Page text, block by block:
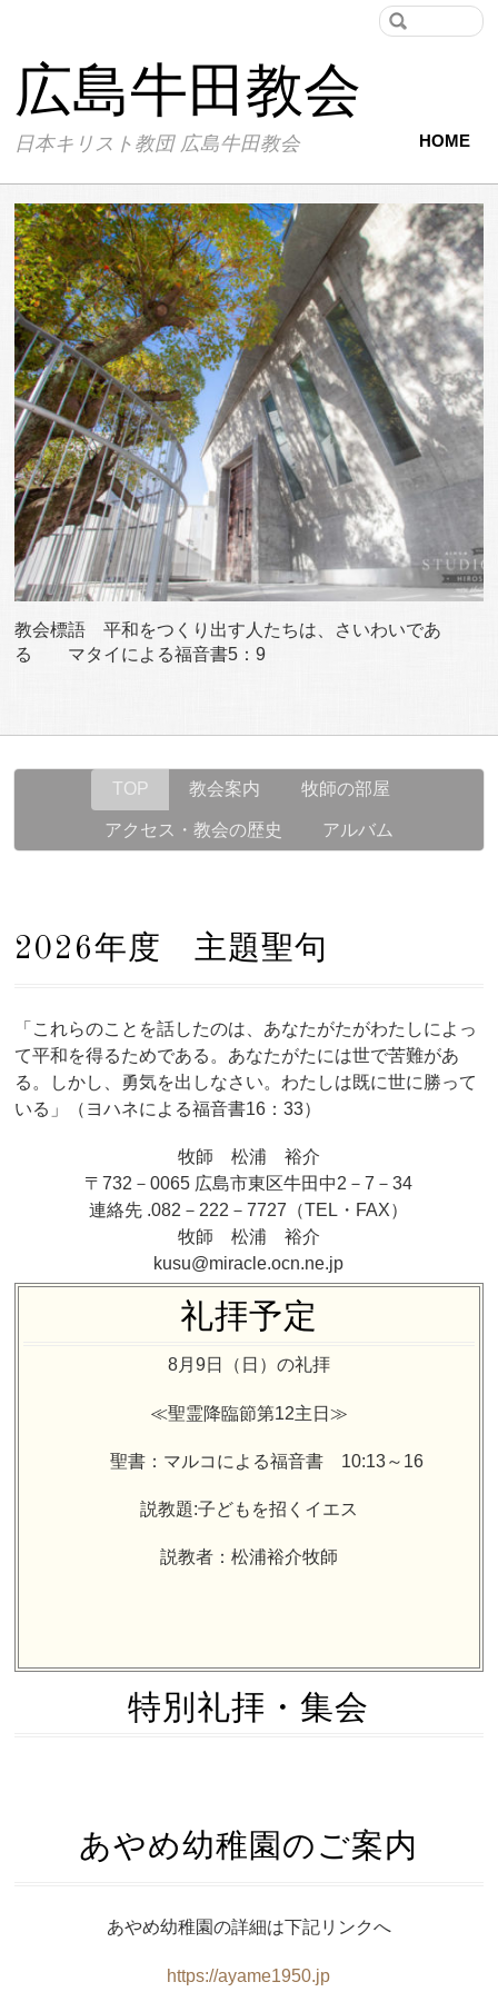
広島牛田教会
日本キリスト教団 広島牛田教会 HOME
教会標語 平和をつくり出す人たちは、さいわいであ
る マタイによる福音書5：9
TOP 教会案内 牧師の部屋
アクセス・教会の歴史 アルバム
2026年度 主題聖句
「これらのことを話したのは、あなたがたがわたしによっ
て平和を得るためである。あなたがたには世で苦難があ
る。しかし、勇気を出しなさい。わたしは既に世に勝って
いる」（ヨハネによる福音書16：33）
牧師 松浦 裕介
〒732－0065 広島市東区牛田中2－7－34
連絡先 .082－222－7727（TEL・FAX）
牧師 松浦 裕介
kusu@miracle.ocn.ne.jp
礼拝予定
8月9日（日）の礼拝
≪聖霊降臨節第12主日≫
聖書：マルコによる福音書 10:13～16
説教題:子どもを招くイエス
説教者：松浦裕介牧師
特別礼拝・集会
あやめ幼稚園のご案内
あやめ幼稚園の詳細は下記リンクへ
https://ayame1950.jp